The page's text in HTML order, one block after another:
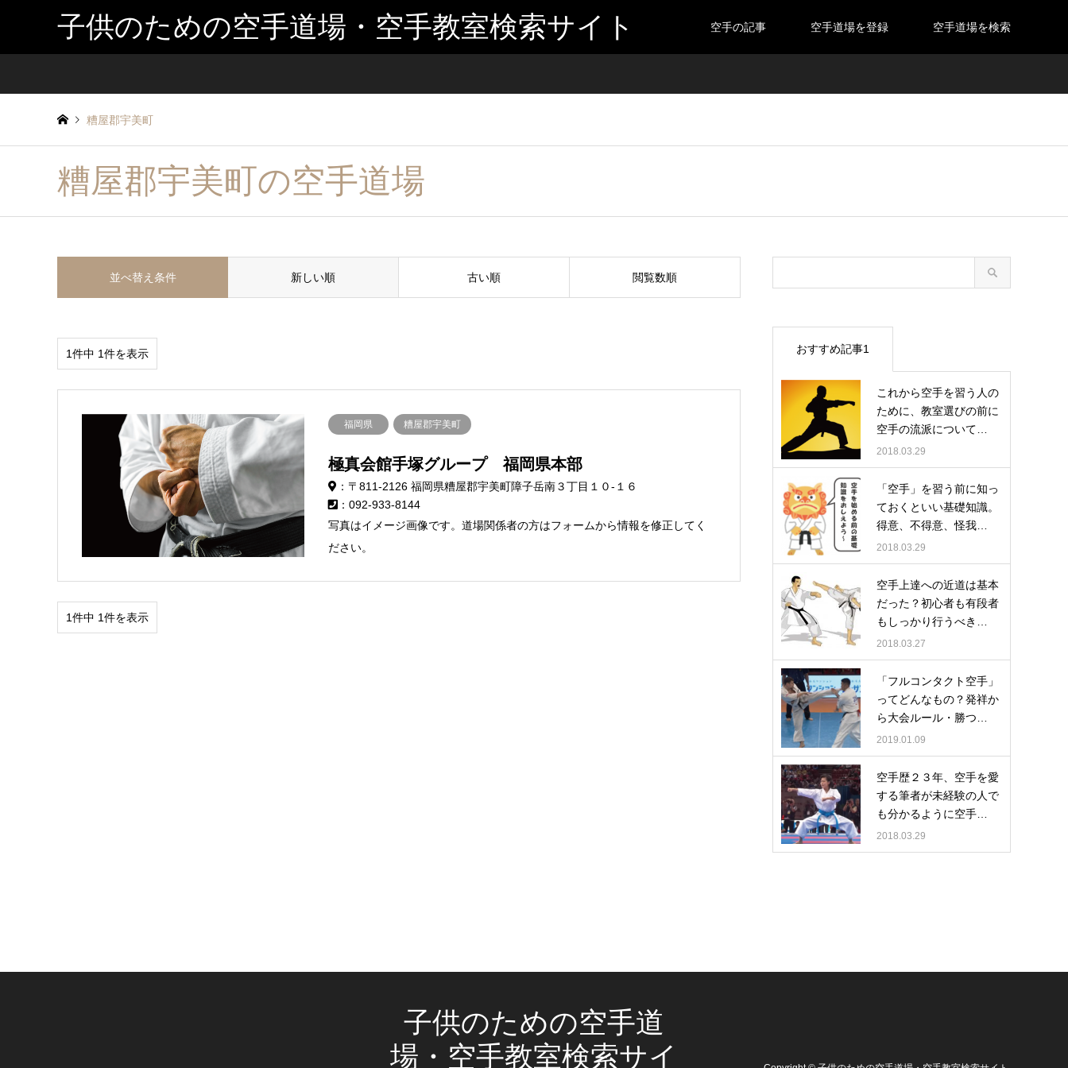
子供のための空手道場・空手教室検索サイト 空手の記事 空手道場を登録 空手道場を検索
糟屋郡宇美町
糟屋郡宇美町の空手道場
並べ替え条件 新しい順 古い順 閲覧数順
1件中 1件を表示
福岡県 糟屋郡宇美町
極真会館手塚グループ 福岡県本部
：〒811-2126 福岡県糟屋郡宇美町障子岳南３丁目１０-１６
：092-933-8144
写真はイメージ画像です。道場関係者の方はフォームから情報を修正してく
ださい。
1件中 1件を表示
おすすめ記事1
これから空手を習う人の
ために、教室選びの前に
空手の流派について…
2018.03.29
「空手」を習う前に知っ
ておくといい基礎知識。
得意、不得意、怪我…
2018.03.29
空手上達への近道は基本
だった？初心者も有段者
もしっかり行うべき…
2018.03.27
「フルコンタクト空手」
ってどんなもの？発祥か
ら大会ルール・勝つ…
2019.01.09
空手歴２３年、空手を愛
する筆者が未経験の人で
も分かるように空手…
2018.03.29
子供のための空手道
場・空手教室検索サイ